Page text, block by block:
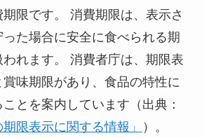
限です。 消費期限は、表示さ
た場合に安全に食べられる期
れます。 消費者庁は、期限表
味期限があり、食品の特性に
とを案内しています（出典：
限表示に関する情報」
）。